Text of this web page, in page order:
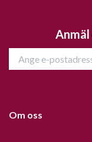
Om oss